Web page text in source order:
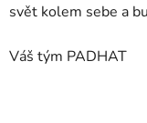
svět kolem sebe a
Váš tým PADHAT